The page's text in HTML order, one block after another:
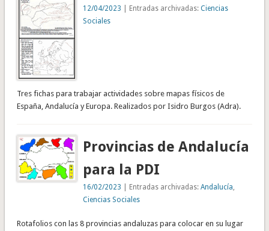
12/04/2023 | Entradas archivadas:Ciencias
Sociales
Tres fichas para trabajar actividades sobre mapas físicos de
España, Andalucía y Europa. Realizados por Isidro Burgos (Adra).
Provincias de Andalucía
para la PDI
16/02/2023 | Entradas archivadas:Andalucía,
Ciencias Sociales
Rotafolios con las 8 provincias andaluzas para colocar en su lugar